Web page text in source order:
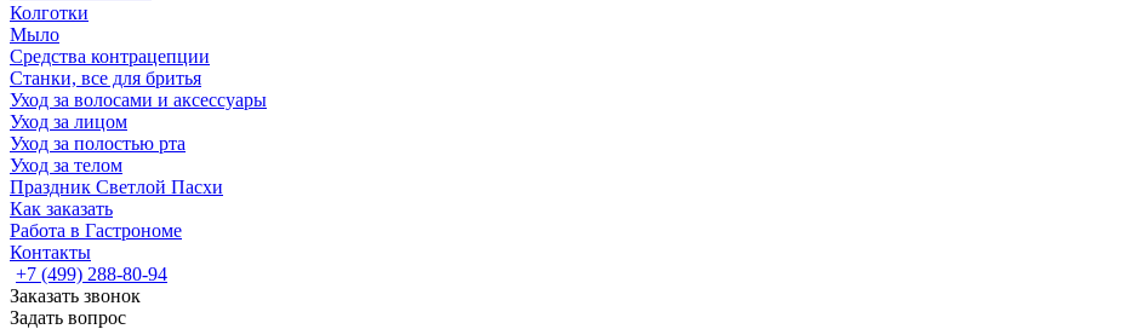
Колготки
Мыло
Средства контрацепции
Станки, все для бритья
Уход за волосами и аксессуары
Уход за лицом
Уход за полостью рта
Уход за телом
Праздник Светлой Пасхи
Как заказать
Работа в Гастрономе
Контакты
+7 (499) 288-80-94
Заказать звонок
Задать вопрос